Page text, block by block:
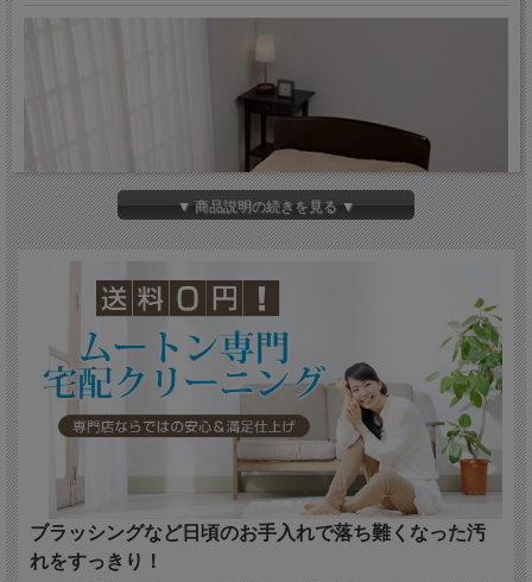
専門クリーニング
ムートンシーツ・寝具
▼ 商品説明の続きを見る ▼
ブラッシングなど日頃のお手入れで落ち難くなった汚
れをすっきり！